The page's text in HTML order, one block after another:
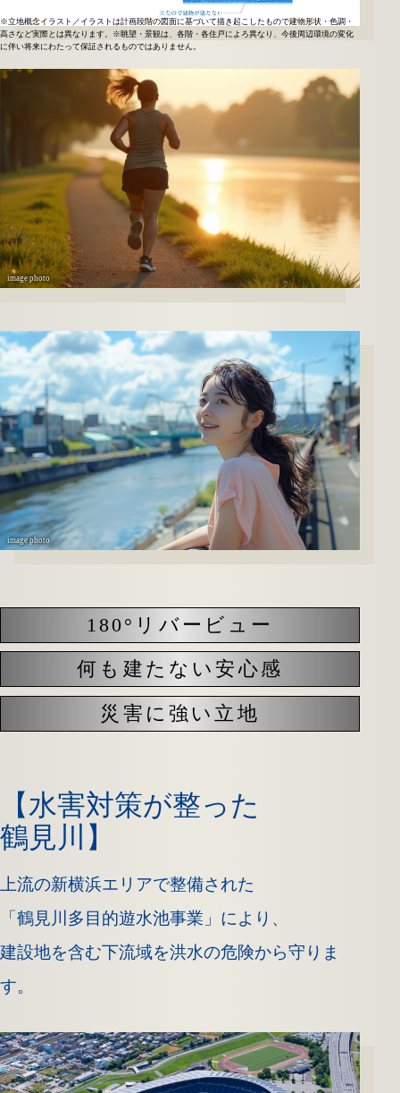
※立地概念イラスト／イラストは計画段階の図面に基づいて描き起こしたもので建物形状・色調・
高さなど実際とは異なります。※眺望・景観は、各階・各住戸によろ異なり、今後周辺環境の変化
に伴い将来にわたって保証されるものではありません。
image photo
image photo
180°リバービュー
何も建たない安心感
災害に強い立地
【水害対策が整った
鶴見川】
上流の新横浜エリアで整備された
「鶴見川多目的遊水池事業」により、
建設地を含む下流域を洪水の危険から守りま
す。